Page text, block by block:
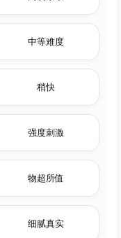
中等难度
稍快
强度刺激
物超所值
细腻真实